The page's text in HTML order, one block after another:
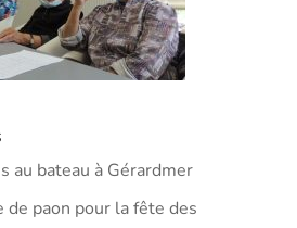
au bateau à Gérardmer
de paon pour la fête des